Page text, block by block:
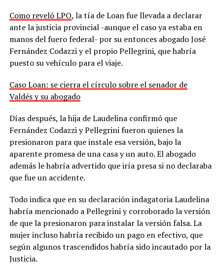
Como reveló LPO, la tía de Loan fue llevada a declarar
ante la justicia provincial -aunque el caso ya estaba en
manos del fuero federal- por su entonces abogado José
Fernández Codazzi y el propio Pellegrini, que habría
puesto su vehículo para el viaje.
Caso Loan: se cierra el círculo sobre el senador de
Valdés y su abogado
Días después, la hija de Laudelina confirmó que
Fernández Codazzi y Pellegrini fueron quienes la
presionaron para que instale esa versión, bajo la
aparente promesa de una casa y un auto. El abogado
además le habría advertido que iría presa si no declaraba
que fue un accidente.
Todo indica que en su declaración indagatoria Laudelina
habría mencionado a Pellegrini y corroborado la versión
de que la presionaron para instalar la versión falsa. La
mujer incluso habría recibido un pago en efectivo, que
según algunos trascendidos habría sido incautado por la
Justicia.